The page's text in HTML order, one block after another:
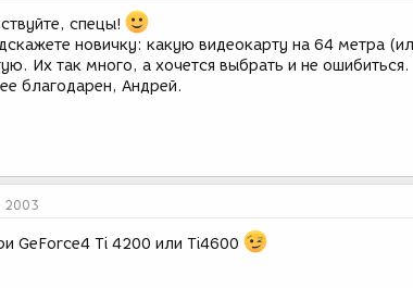
спецы!
новичку: какую видеокарту на 64 метра
Их так много, а хочется выбрать и не ошибиться.
благодарен, Андрей.
2003
GeForce4 Ti 4200 или Ti4600